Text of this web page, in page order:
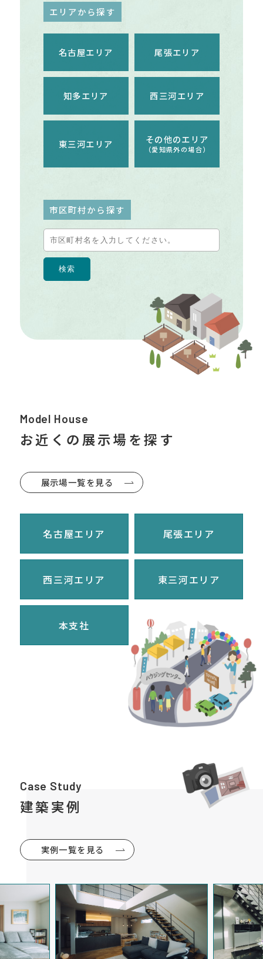
エリアから探す
名古屋エリア 尾張エリア
知多エリア 西三河エリア
東三河エリア その他のエリア
（愛知県外の場合）
市区町村から探す
Model House
お近くの展示場を探す
展示場一覧を見る
名古屋エリア 尾張エリア
西三河エリア 東三河エリア
本支社
Case Study
建築実例
実例一覧を見る